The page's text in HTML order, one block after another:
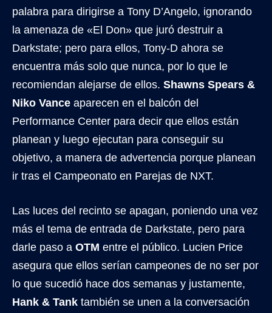
palabra para dirigirse a Tony D’Angelo, ignorando
la amenaza de «El Don» que juró destruir a
Darkstate; pero para ellos, Tony-D ahora se
encuentra más solo que nunca, por lo que le
recomiendan alejarse de ellos. Shawns Spears &
Niko Vance aparecen en el balcón del
Performance Center para decir que ellos están
planean y luego ejecutan para conseguir su
objetivo, a manera de advertencia porque planean
ir tras el Campeonato en Parejas de NXT.
Las luces del recinto se apagan, poniendo una vez
más el tema de entrada de Darkstate, pero para
darle paso a OTM entre el público. Lucien Price
asegura que ellos serían campeones de no ser por
lo que sucedió hace dos semanas y justamente,
Hank & Tank también se unen a la conversación